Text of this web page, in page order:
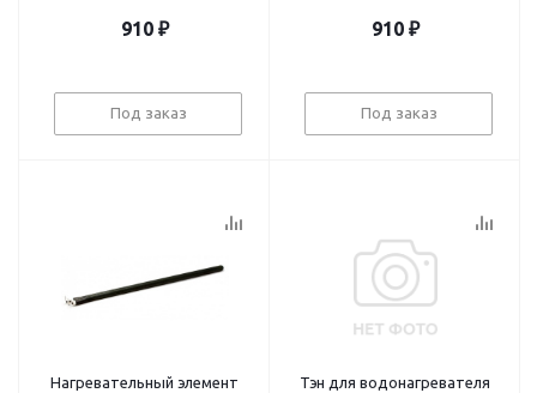
910₽
Под заказ
910₽
Под заказ
Нагревательный элемент
Тэн для водонагревателя